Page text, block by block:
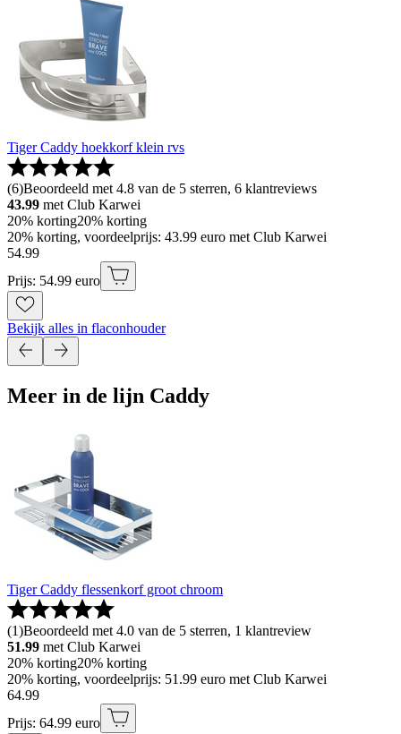
Tiger Caddy hoekkorf klein rvs
(6)Beoordeeld met 4.8 van de 5 sterren, 6 klantreviews
43.99 met Club Karwei
20% korting20% korting
20% korting, voordeelprijs: 43.99 euro met Club Karwei
54.99
Prijs: 54.99 euro
Bekijk alles in flaconhouder
Meer in de lijn Caddy
Tiger Caddy flessenkorf groot chroom
(1)Beoordeeld met 4.0 van de 5 sterren, 1 klantreview
51.99 met Club Karwei
20% korting20% korting
20% korting, voordeelprijs: 51.99 euro met Club Karwei
64.99
Prijs: 64.99 euro